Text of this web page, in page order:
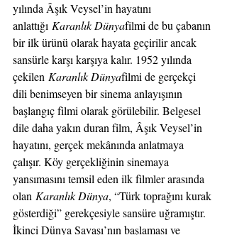
yılında Âşık Veysel’in hayatını
anlattığı Karanlık Dünyafilmi de bu çabanın
bir ilk ürünü olarak hayata geçirilir ancak
sansürle karşı karşıya kalır. 1952 yılında
çekilen Karanlık Dünyafilmi de gerçekçi
dili benimseyen bir sinema anlayışının
başlangıç filmi olarak görülebilir. Belgesel
dile daha yakın duran film, Âşık Veysel’in
hayatını, gerçek mekânında anlatmaya
çalışır. Köy gerçekliğinin sinemaya
yansımasını temsil eden ilk filmler arasında
olan Karanlık Dünya, “Türk toprağını kurak
gösterdiği” gerekçesiyle sansüre uğramıştır.
İkinci Dünya Savaşı’nın başlaması ve